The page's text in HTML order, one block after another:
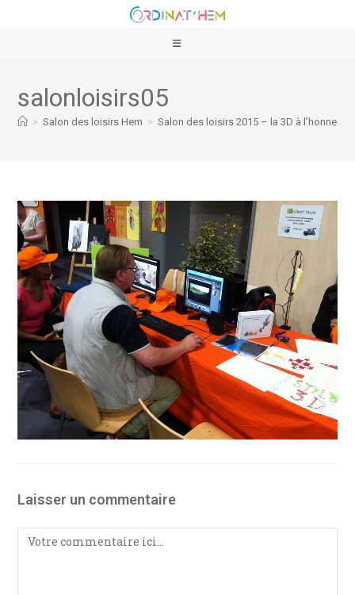
salonloisirs05
> Salon des loisirs Hem > Salon des loisirs 2015 – la 3D à l’honneur
Laisser un commentaire